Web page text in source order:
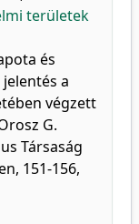
területek
és
a
végzett
G.
Társaság
151-156,